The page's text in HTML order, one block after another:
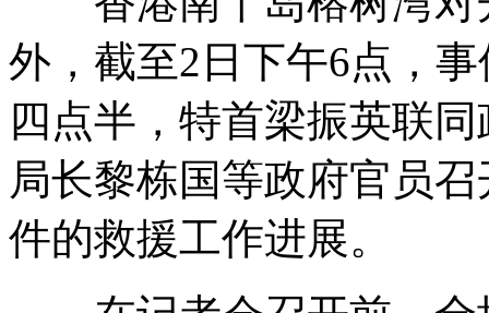
醉酒男子开套牌军车打人冲卡很猖狂
施工不慎坠楼 男子大腿被钢管插穿
环卫工路边打点滴 商家免费请鲍鱼
山西运城恶犬咬伤多人 警民合力深夜将其击毙
外，截至2日下午6点，
四点半，特首梁振英联
局长黎栋国等政府官员
件的救援工作进展。